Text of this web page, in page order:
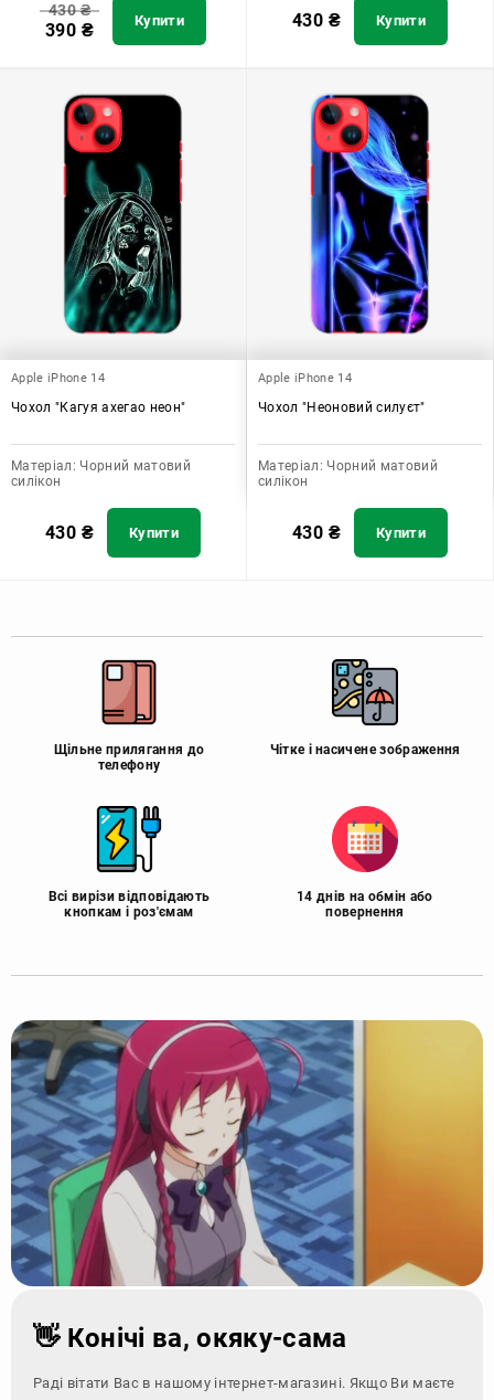
430₴
390 ₴ Купити 430 ₴ Купити
Apple iPhone 14
Чохол "Кагуя ахегао неон"
Матеріал: Чорний матовий
силікон
430 ₴ Купити
Apple iPhone 14
Чохол "Неоновий силуєт"
Матеріал: Чорний матовий
силікон
430 ₴ Купити
Щільне прилягання до
телефону
Чітке і насичене зображення
Всі вирізи відповідають
кнопкам і роз'ємам
14 днів на обмін або
повернення
👋 Конічі ва, окяку-сама
Раді вітати Вас в нашому інтернет-магазині. Якщо Ви маєте